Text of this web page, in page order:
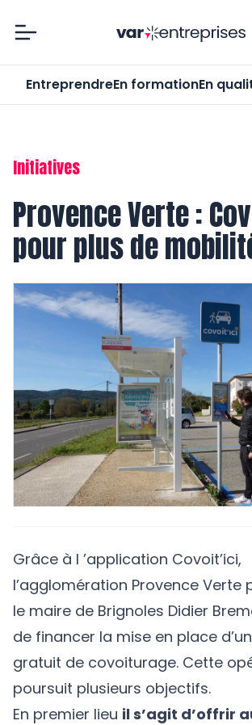
EntreprendreEn formationEn
Initiatives
Provence Verte :
pour plus de
Grâce à l ’application Covoit’ici,
l’agglomération Provence Verte
le maire de Brignoles Didier
de financer la mise en place
gratuit de covoiturage. Cette
poursuit plusieurs objectifs.
En premier lieu il s’agit d’offrir